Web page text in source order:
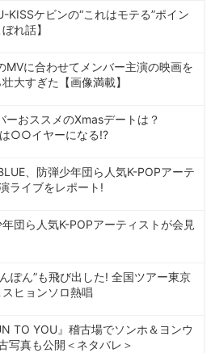
ケビンの“これはモテる”ポイン
れ話】
MVに合わせてメンバー主演の映画を
大すぎた【画像満載】
ーおススメのXmasデートは？
○○イヤーになる!?
、防弾少年団ら人気K-POPアーテ
ライブをレポート!
団ら人気K-POPアーティストが会見
んぽん”も飛び出した! 全国ツアー東京
ヒョンソロ熱唱
TO YOU』稽古場でソンホ＆ヨンウ
写真も公開＜ネタバレ＞